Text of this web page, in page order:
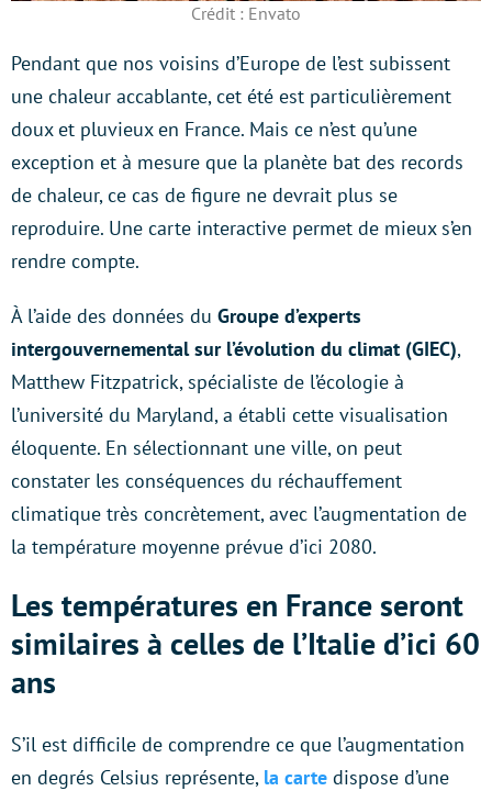
Crédit : Envato
Pendant que nos voisins d’Europe de l’est subissent
une chaleur accablante, cet été est particulièrement
doux et pluvieux en France. Mais ce n’est qu’une
exception et à mesure que la planète bat des records
de chaleur, ce cas de figure ne devrait plus se
reproduire. Une carte interactive permet de mieux s’en
rendre compte.
À l’aide des données du Groupe d’experts
intergouvernemental sur l’évolution du climat (GIEC),
Matthew Fitzpatrick, spécialiste de l’écologie à
l’université du Maryland, a établi cette visualisation
éloquente. En sélectionnant une ville, on peut
constater les conséquences du réchauffement
climatique très concrètement, avec l’augmentation de
la température moyenne prévue d’ici 2080.
Les températures en France seront
similaires à celles de l’Italie d’ici 60
ans
S’il est difficile de comprendre ce que l’augmentation
en degrés Celsius représente, la carte dispose d’une